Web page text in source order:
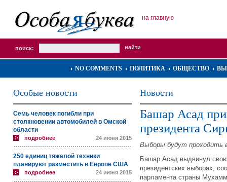
на главную
поиск:
NO COMMENTS ПОЛИТИКА ОБЩЕСТВО
Особые новости
Семь человек погибли при
столкновении автомобилей в Омской
области
подробнее 24 июня 2015
250 единиц тяжелой техники
планируют разместить в Европе США
подробнее 24 июня 2015
Новости
Башар Асад
президента
Выборы будут проходить
Башар Асад выдвинул
президентских выборах,
парламента страны